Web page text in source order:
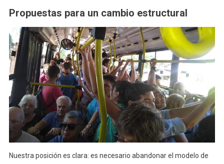
Propuestas para un cambio estructural
Nuestra posición es clara: es necesario abandonar el modelo de